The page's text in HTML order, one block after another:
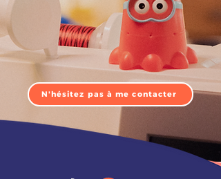
N'hésitez pas à me contacter